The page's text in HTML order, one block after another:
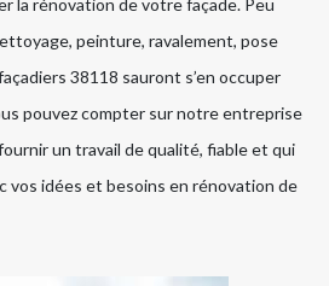
peinture, ravalement, pose
38118 sauront s’en occuper
pouvez compter sur notre entreprise
un travail de qualité, fiable et qui
vos idées et besoins en rénovation de